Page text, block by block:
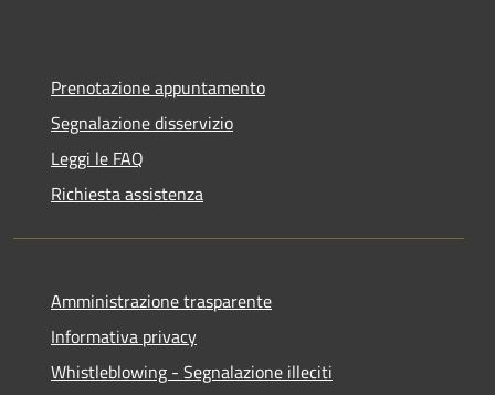
Prenotazione appuntamento
Segnalazione disservizio
Leggi le FAQ
Richiesta assistenza
Amministrazione trasparente
Informativa privacy
Whistleblowing - Segnalazione illeciti